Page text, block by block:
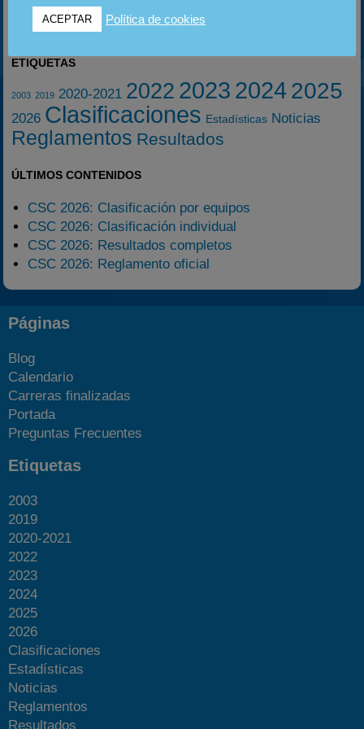
ETIQUETAS
2003 2019 2020-2021 2022 2023 20242025
2026 Clasificaciones Estadísticas Noticias
Reglamentos Resultados
ÚLTIMOS CONTENIDOS
CSC 2026: Clasificación por equipos
CSC 2026: Clasificación individual
CSC 2026: Resultados completos
CSC 2026: Reglamento oficial
Páginas
Blog
Calendario
Carreras finalizadas
Portada
Preguntas Frecuentes
Etiquetas
2003
2019
2020-2021
2022
2023
2024
2025
2026
Clasificaciones
Estadísticas
Noticias
Reglamentos
Resultados
ACEPTAR Política de cookies